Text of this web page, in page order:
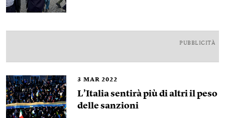
PUBBLICITÀ
3 MAR 2022
L’Italia sentirà più di altri il peso
delle sanzioni